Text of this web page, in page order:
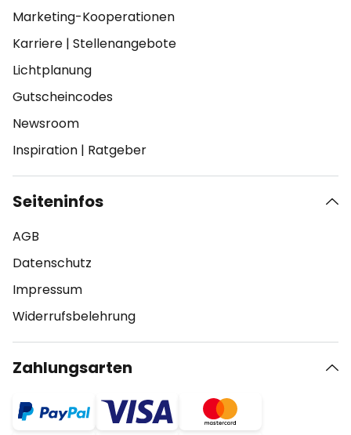
Marketing-Kooperationen
Karriere | Stellenangebote
Lichtplanung
Gutscheincodes
Newsroom
Inspiration | Ratgeber
Seiteninfos
AGB
Datenschutz
Impressum
Widerrufsbelehrung
Zahlungsarten